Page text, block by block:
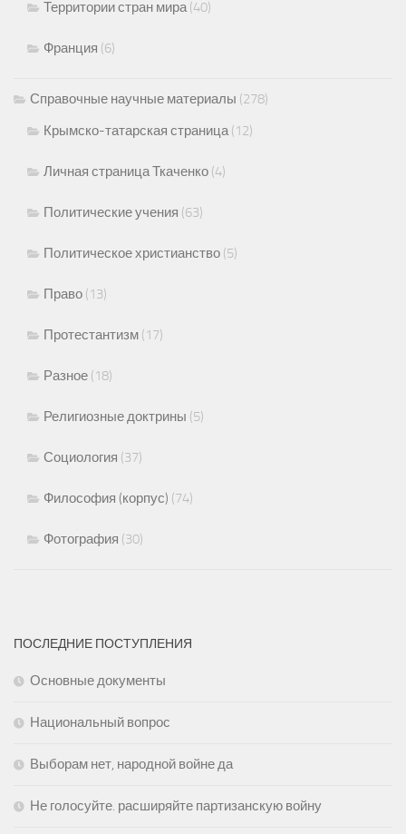
Территории стран мира(40)
Франция (6)
Справочные научные материалы (278)
Крымско-татарская страница(12)
Личная страница Ткаченко (4)
Политические учения (63)
Политическое христианство (5)
Право (13)
Протестантизм (17)
Разное (18)
Религиозные доктрины (5)
Социология (37)
Философия (корпус) (74)
Фотография (30)
ПОСЛЕДНИЕ ПОСТУПЛЕНИЯ
Основные документы
Национальный вопрос
Выборам нет, народной войне да
Не голосуйте. расширяйте партизанскую войну